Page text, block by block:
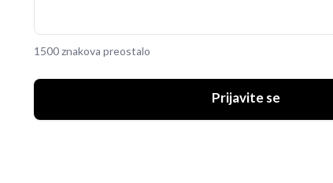
1500 znakova preostalo
Prijavite se